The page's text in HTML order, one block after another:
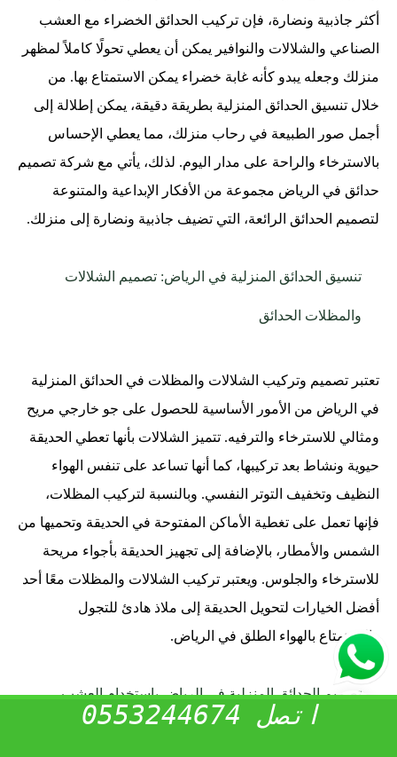
أكثر جاذبية ونضارة، فإن تركيب الحدائق الخضراء مع العشب
الصناعي والشلالات والنوافير يمكن أن يعطي تحولًا كاملاً لمظهر
منزلك وجعله يبدو كأنه غابة خضراء يمكن الاستمتاع بها. من
خلال تنسيق الحدائق المنزلية بطريقة دقيقة، يمكن إطلالة إلى
أجمل صور الطبيعة في رحاب منزلك، مما يعطي الإحساس
بالاسترخاء والراحة على مدار اليوم. لذلك، يأتي مع شركة تصميم
حدائق في الرياض مجموعة من الأفكار الإبداعية والمتنوعة
لتصميم الحدائق الرائعة، التي تضيف جاذبية ونضارة إلى منزلك.
تنسيق الحدائق المنزلية في الرياض: تصميم الشلالات
والمظلات الحدائق
تعتبر تصميم وتركيب الشلالات والمظلات في الحدائق المنزلية
في الرياض من الأمور الأساسية للحصول على جو خارجي مريح
ومثالي للاسترخاء والترفيه. تتميز الشلالات بأنها تعطي الحديقة
حيوية ونشاط بعد تركيبها، كما أنها تساعد على تنفس الهواء
النظيف وتخفيف التوتر النفسي. وبالنسبة لتركيب المظلات،
فإنها تعمل على تغطية الأماكن المفتوحة في الحديقة وتحميها من
الشمس والأمطار، بالإضافة إلى تجهيز الحديقة بأجواء مريحة
للاسترخاء والجلوس. ويعتبر تركيب الشلالات والمظلات معًا أحد
أفضل الخيارات لتحويل الحديقة إلى ملاذ هادئ للتجول
والاستمتاع بالهواء الطلق في الرياض.
تصميم الحدائق المنزلية في الرياض باستخدام العشب
الصناعي: المزايا والفوائد
اتصل 0553244674